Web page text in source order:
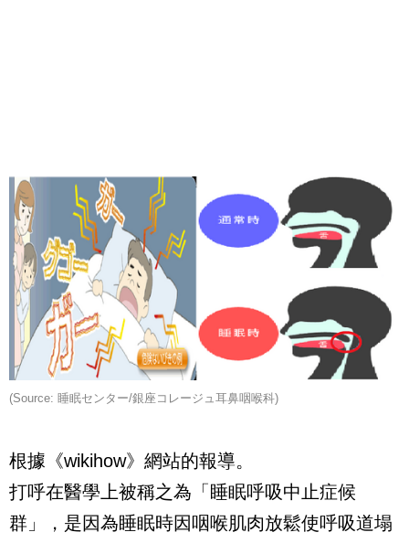
(Source: 睡眠センター/銀座コレージュ耳鼻咽喉科)
根據《wikihow》網站的報導。
打呼在醫學上被稱之為「睡眠呼吸中止症候
群」，是因為睡眠時因咽喉肌肉放鬆使呼吸道塌